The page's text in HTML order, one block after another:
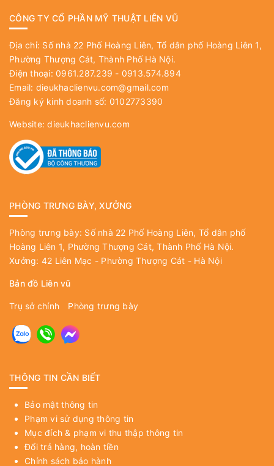
CÔNG TY CỔ PHẦN MỸ THUẬT LIÊN VŨ
Địa chỉ: Số nhà 22 Phố Hoàng Liên, Tổ dân phố Hoàng Liên 1,
Phường Thượng Cát, Thành Phố Hà Nội.
Điện thoại: 0961.287.239 - 0913.574.894
Email: dieukhaclienvu.com@gmail.com
Đăng ký kinh doanh số: 0102773390
Website:dieukhaclienvu.com
PHÒNG TRƯNG BÀY, XƯỞNG
Phòng trưng bày: Số nhà 22 Phố Hoàng Liên, Tổ dân phố
Hoàng Liên 1, Phường Thượng Cát, Thành Phố Hà Nội.
Xưởng: 42 Liên Mạc - Phường Thượng Cát - Hà Nội
Bản đồ Liên vũ
Trụ sở chính Phòng trưng bày
THÔNG TIN CẦN BIẾT
Bảo mật thông tin
Phạm vi sử dụng thông tin
Mục đích & phạm vi thu thập thông tin
Đổi trả hàng, hoàn tiền
Chính sách bảo hành